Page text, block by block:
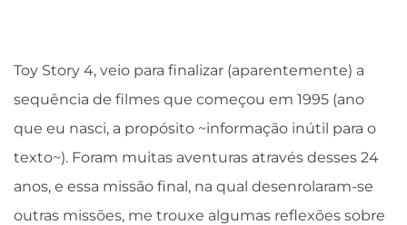
Toy Story 4, veio para finalizar (aparentemente) a
sequência de filmes que começou em 1995 (ano
que eu nasci, a propósito ~informação inútil para o
texto~). Foram muitas aventuras através desses 24
anos, e essa missão final, na qual desenrolaram-se
outras missões, me trouxe algumas reflexões sobre